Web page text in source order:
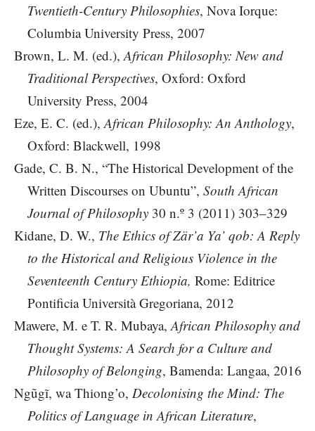
Twentieth-Century Philosophies, Nova Iorque:
Columbia University Press, 2007
Brown, L. M. (ed.), African Philosophy: New and
Traditional Perspectives, Oxford: Oxford
University Press, 2004
Eze, E. C. (ed.), African Philosophy: An Anthology,
Oxford: Blackwell, 1998
Gade, C. B. N., “The Historical Development of the
Written Discourses on Ubuntu”, South African
Journal of Philosophy 30 n.º 3 (2011) 303–329
Kidane, D. W., The Ethics of Zär’a Ya’ qob: A Reply
to the Historical and Religious Violence in the
Seventeenth Century Ethiopia, Rome: Editrice
Pontificia Università Gregoriana, 2012
Mawere, M. e T. R. Mubaya, African Philosophy and
Thought Systems: A Search for a Culture and
Philosophy of Belonging, Bamenda: Langaa, 2016
Ngũgĩ, wa Thiong’o, Decolonising the Mind: The
Politics of Language in African Literature,